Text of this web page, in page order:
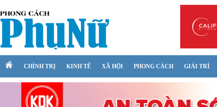
CHÍNH TRỊ KINH TẾ XÃ HỘI PHONG CÁCH GIẢI TRÍ